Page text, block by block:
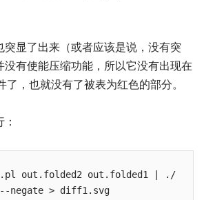
突显了出来（或者应该是说，没有突
有使能压缩功能，所以它没有出现在
，也就没有了被表为红色的部分。
out.folded2 out.folded1 | ./